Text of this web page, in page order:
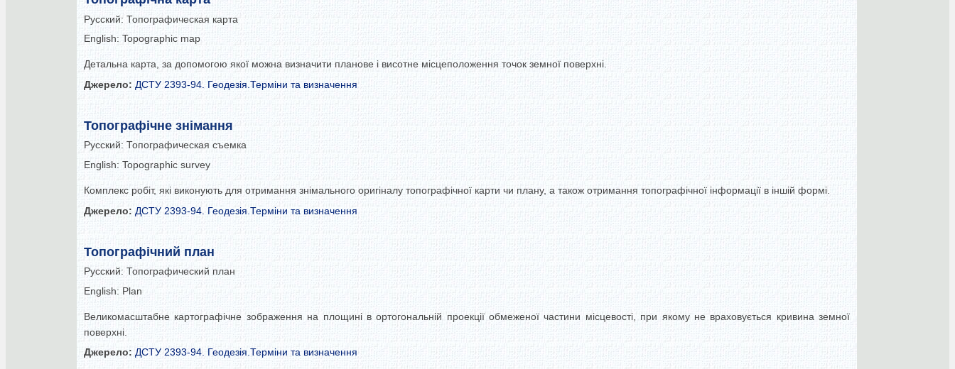
Русский: Топографическая карта
English: Topographic map
Детальна карта, за допомогою якої можна визначити планове і висотне місцеположення точок земної поверхні.
Джерело: ДСТУ 2393-94. Геодезія.Терміни та визначення
Топографічне знімання
Русский: Топографическая съемка
English: Topographic survey
Комплекс робіт, які виконують для отримання знімального оригіналу топографічної карти чи плану, а також отримання топографічної інформації в іншій формі.
Джерело: ДСТУ 2393-94. Геодезія.Терміни та визначення
Топографічний план
Русский: Топографический план
English: Plan
Великомасштабне картографічне зображення на площині в ортогональній проекції обмеженої частини місцевості, при якому не враховується кривина земної
поверхні.
Джерело: ДСТУ 2393-94. Геодезія.Терміни та визначення